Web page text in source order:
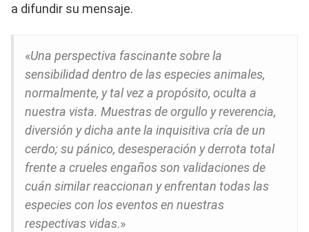
a difundir su mensaje.
«Una perspectiva fascinante sobre la
sensibilidad dentro de las especies animales,
normalmente, y tal vez a propósito, oculta a
nuestra vista. Muestras de orgullo y reverencia,
diversión y dicha ante la inquisitiva cría de un
cerdo; su pánico, desesperación y derrota total
frente a crueles engaños son validaciones de
cuán similar reaccionan y enfrentan todas las
especies con los eventos en nuestras
respectivas vidas.»